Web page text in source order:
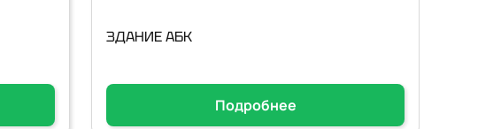
ЗДАНИЕ АБК
Подробнее